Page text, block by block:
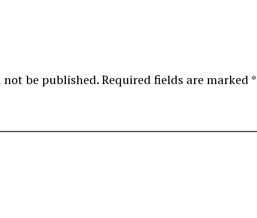
be published.Required fields are marked *